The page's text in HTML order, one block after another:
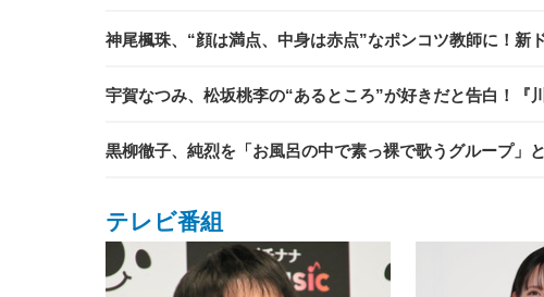
神尾楓珠、“顔は満点、中身は赤点”なポンコツ教師に！新
宇賀なつみ、松坂桃李の“あるところ”が好きだと告白！『
黒柳徹子、純烈を「お風呂の中で素っ裸で歌うグループ」
テレビ番組